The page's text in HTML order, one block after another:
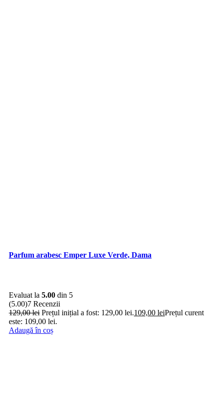
Parfum arabesc Emper Luxe Verde, Dama
Evaluat la 5.00 din 5
(5.00)7 Recenzii
129,00lei Prețul inițial a fost: 129,00 lei.109,00 leiPrețul curent
este: 109,00 lei.
Adaugă în coș